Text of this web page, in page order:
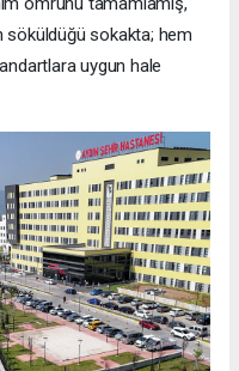
söküldüğü sokakta; hem
uygun hale